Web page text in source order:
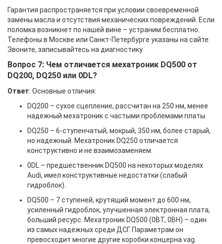
Гарантия распространяется при условии своевременной
замены масла и отсутствия механических повреждений. Если
поломка возникнет по нашей вине – устраним бесплатно.
Телефоны в Москве или Санкт-Петербурге указаны на сайте.
Звоните, записывайтесь на диагностику.
Вопрос 7: Чем отличается мехатроник DQ500 от
DQ200, DQ250 или 0DL?
Ответ: Основные отличия:
DQ200 – сухое сцепление, рассчитан на 250 нм, менее
надежный мехатроник с частыми проблемами платы.
DQ250 – 6-ступенчатый, мокрый, 350 нм, более старый,
но надежный. Мехатроник DQ250 отличается
конструктивно и не взаимозаменяем.
0DL – предшественник DQ500 на некоторых моделях
Audi, имел конструктивные недостатки (слабый
гидроблок).
DQ500 – 7 ступеней, крутящий момент до 600 нм,
усиленный гидроблок, улучшенная электронная плата,
больший ресурс. Мехатроник DQ500 (0BT, 0BH) – один
из самых надежных среди ДСГ. Параметрам он
превосходит многие другие коробки концерна vag.